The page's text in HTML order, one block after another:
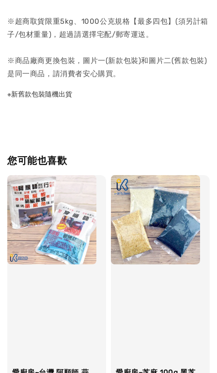
※超商取貨限重5kg、1000公克規格【最多四包】(須另計箱
子/包材重量)，超過請選擇宅配/郵寄運送。
※商品廠商更換包裝，圖片一(新款包裝)和圖片二(舊款包裝)
是同一商品，請消費者安心購買。
※新舊款包裝隨機出貨
您可能也喜歡